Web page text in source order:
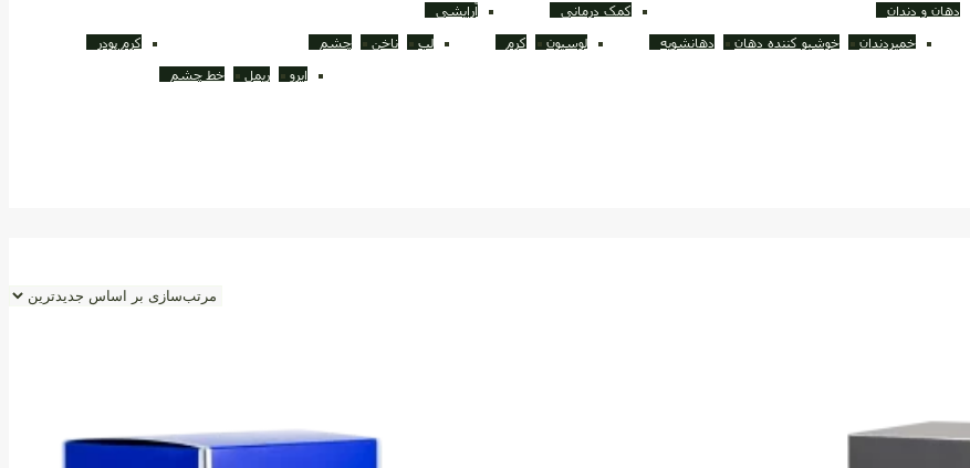
دهان و دندان
خمیردندان خوشبو کننده دهان دهانشویه
کمک درمانی
لوسیون کرم
آرایشی
لب ناخن چشم
ابرو ریمل خط چشم
کرم پودر